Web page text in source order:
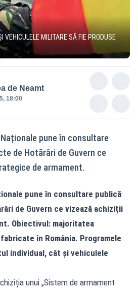
VEHICULELE MILITARE SĂ FIE PRODUSE
de Neamt
18:00
pune în consultare
de Hotărâri de Guvern ce
de armament.
pune în consultare publică
de Guvern ce vizează achiziții
Obiectivul: majoritatea
în România. Programele
individual, cât și vehiculele
unui „Sistem de armament